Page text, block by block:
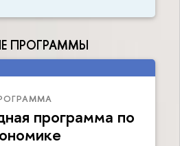
ПРОГРАММЫ
программа по